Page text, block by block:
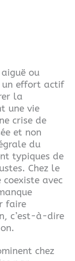
ou
un effort actif
la
une vie
crise de
et non
du
typiques de
Chez le
coexiste avec
faire
c’est-à-dire
chez